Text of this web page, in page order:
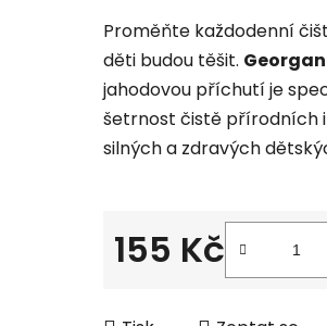
produktu
je
0,0
z
5
Proměňte každodenní
děti budou těšit.
jahodovou příchutí je
šetrnost čistě přírodních
silných a zdravých
155 Kč